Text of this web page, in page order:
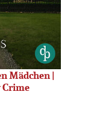
Mädchen |
Crime